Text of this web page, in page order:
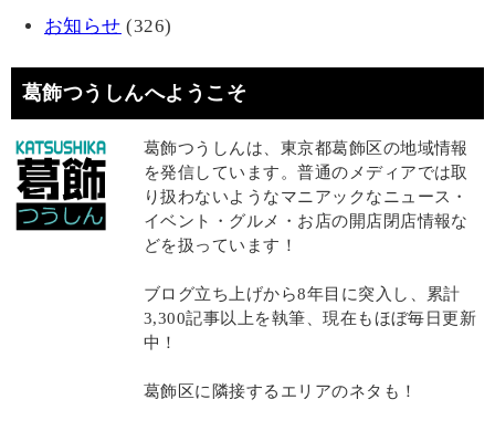
お知らせ (326)
葛飾つうしんへようこそ
葛飾つうしんは、東京都葛飾区の地域情報
を発信しています。普通のメディアでは取
り扱わないようなマニアックなニュース・
イベント・グルメ・お店の開店閉店情報な
どを扱っています！
ブログ立ち上げから8年目に突入し、累計
3,300記事以上を執筆、現在もほぼ毎日更新
中！
葛飾区に隣接するエリアのネタも！